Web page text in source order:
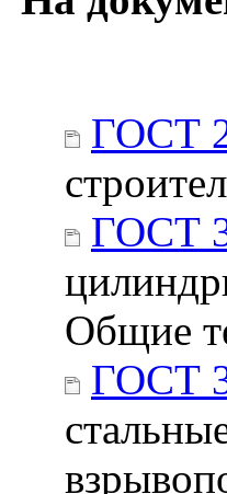
ГОСТ
ГОСТ
Общие
ГОСТ